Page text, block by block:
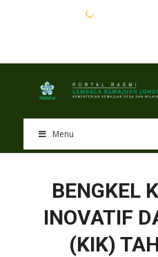
Menu
BENGKEL
INOVATIF
(KIK)